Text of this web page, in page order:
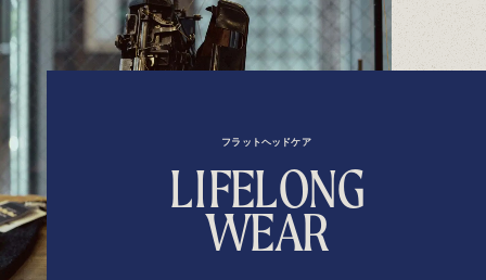
フラットヘッドケア
LIFELONG
WEAR